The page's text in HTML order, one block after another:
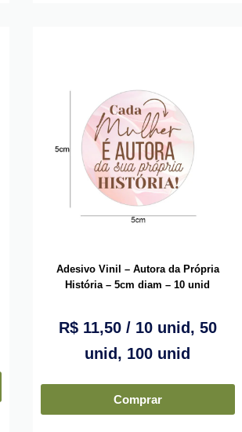
Adesivo Vinil – Autora da Própria
História – 5cm diam – 10 unid
R$11,50/ 10 unid, 50
unid, 100 unid
Comprar